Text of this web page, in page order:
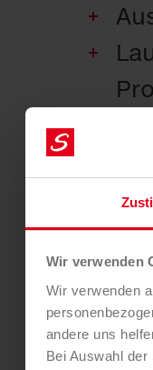
Wir verwenden
Wir verwenden
andere uns
Bei Auswahl der
Ihr